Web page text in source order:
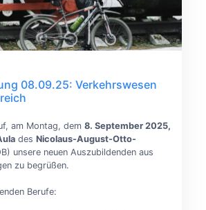
08.09.25: Verkehrswesen
am Montag, dem 8. September 2025,
des Nicolaus-August-Otto-
unsere neuen Auszubildenden aus
zu begrüßen.
Berufe: